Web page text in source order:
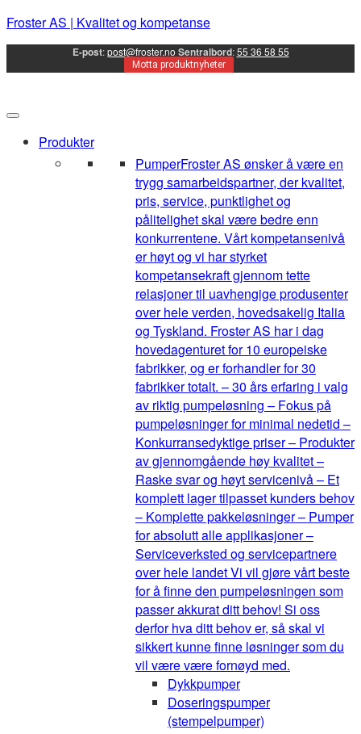
Froster AS | Kvalitet og kompetanse
E-post:post@froster.no Sentralbord:55 36 58 55
Motta produktnyheter
Produkter
PumperFroster AS ønsker å være en
trygg samarbeidspartner, der kvalitet,
pris, service, punktlighet og
pålitelighet skal være bedre enn
konkurrentene. Vårt kompetansenivå
er høyt og vi har styrket
kompetansekraft gjennom tette
relasjoner til uavhengige produsenter
over hele verden, hovedsakelig Italia
og Tyskland. Froster AS har i dag
hovedagenturet for 10 europeiske
fabrikker, og er forhandler for 30
fabrikker totalt. – 30 års erfaring i valg
av riktig pumpeløsning – Fokus på
pumpeløsninger for minimal nedetid –
Konkurransedyktige priser – Produkter
av gjennomgående høy kvalitet –
Raske svar og høyt servicenivå – Et
komplett lager tilpasset kunders behov
– Komplette pakkeløsninger – Pumper
for absolutt alle applikasjoner –
Serviceverksted og servicepartnere
over hele landet Vi vil gjøre vårt beste
for å finne den pumpeløsningen som
passer akkurat ditt behov! Si oss
derfor hva ditt behov er, så skal vi
sikkert kunne finne løsninger som du
vil være være fornøyd med.
Dykkpumper
Doseringspumper
(stempelpumper)